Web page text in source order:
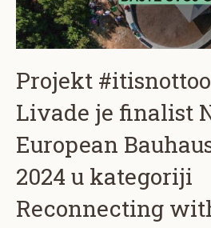
Projekt
Livade je finalist
European
2024 u kategoriji
Reconnecting